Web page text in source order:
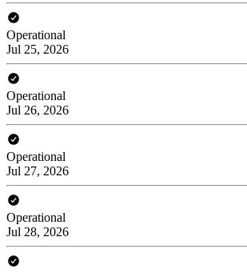
Operational
Jul 25, 2026
Operational
Jul 26, 2026
Operational
Jul 27, 2026
Operational
Jul 28, 2026